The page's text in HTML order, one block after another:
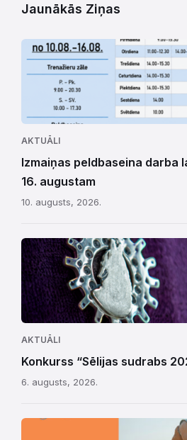
Jaunākās Ziņas
AKTUĀLI
Izmaiņas peldbaseina darba
16. augustam
10. augusts, 2026.
AKTUĀLI
Konkurss “Sēlijas sudrabs
6. augusts, 2026.